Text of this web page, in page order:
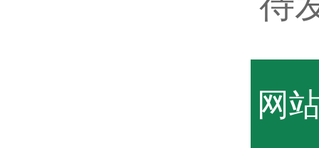
网